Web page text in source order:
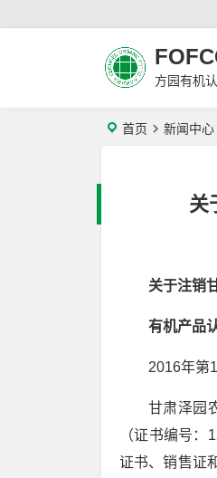
方园有机
首页 新闻中心
关
关于注销
有机产品
2016年第
甘肃泽园
（证书编号
证书、销售证